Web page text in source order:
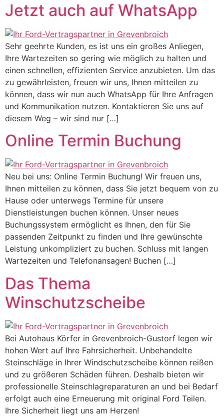
Jetzt auch auf WhatsApp
Sehr geehrte Kunden, es ist uns ein großes Anliegen,
Ihre Wartezeiten so gering wie möglich zu halten und
einen schnellen, effizienten Service anzubieten. Um das
zu gewährleisten, freuen wir uns, Ihnen mitteilen zu
können, dass wir nun auch WhatsApp für Ihre Anfragen
und Kommunikation nutzen. Kontaktieren Sie uns auf
diesem Weg – wir sind nur […]
Online Termin Buchung
Neu bei uns: Online Termin Buchung! Wir freuen uns,
Ihnen mitteilen zu können, dass Sie jetzt bequem von zu
Hause oder unterwegs Termine für unsere
Dienstleistungen buchen können. Unser neues
Buchungssystem ermöglicht es Ihnen, den für Sie
passenden Zeitpunkt zu finden und Ihre gewünschte
Leistung unkompliziert zu buchen. Schluss mit langen
Wartezeiten und Telefonansagen! Buchen […]
Das Thema
Winschutzscheibe
Bei Autohaus Körfer in Grevenbroich-Gustorf legen wir
hohen Wert auf Ihre Fahrsicherheit. Unbehandelte
Steinschläge in Ihrer Windschutzscheibe können reißen
und zu größeren Schäden führen. Deshalb bieten wir
professionelle Steinschlagreparaturen an und bei Bedarf
erfolgt auch eine Erneuerung mit original Ford Teilen.
Ihre Sicherheit liegt uns am Herzen!